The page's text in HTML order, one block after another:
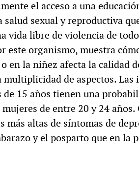
el acceso a una
sexual y reproductiva
vida libre de violencia de
este organismo, muestra
en la niñez afecta la calidad
de aspectos. Las
15 años tienen una
de entre 20 y 24 años.
más altas de síntomas de
y el posparto que en la